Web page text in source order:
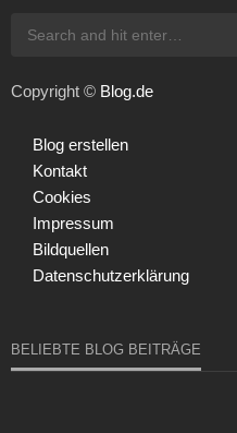
Copyright © Blog.de
Blog erstellen
Kontakt
Cookies
Impressum
Bildquellen
Datenschutzerklärung
BELIEBTE BLOG BEITRÄGE